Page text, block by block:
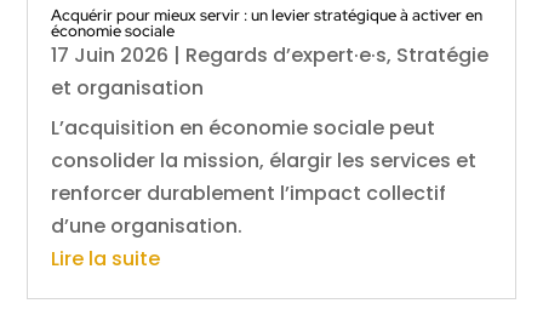
Acquérir pour mieux servir : un levier stratégique à activer en
économie sociale
17 Juin 2026 | Regards d’expert·e·s, Stratégie
et organisation
L’acquisition en économie sociale peut
consolider la mission, élargir les services et
renforcer durablement l’impact collectif
d’une organisation.
Lire la suite